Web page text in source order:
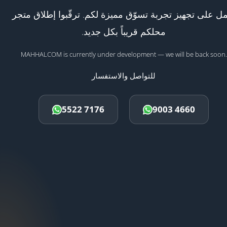
على تجهيز تجربة تسوّق مميزة لكم. ترقّبوا إطلاق متجر
محلكم قريباً بكل جديد.
MAHHALCOM is currently under development — we will be back soon.
للتواصل والاستفسار
5522 7176 9003 4660